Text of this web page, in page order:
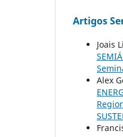
Artigos
Joais
Alex